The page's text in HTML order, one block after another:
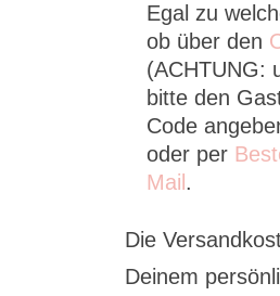
Egal zu
ob über den
(ACHTUNG:
bitte den
Code
oder per
Mail .
Die
Deinem